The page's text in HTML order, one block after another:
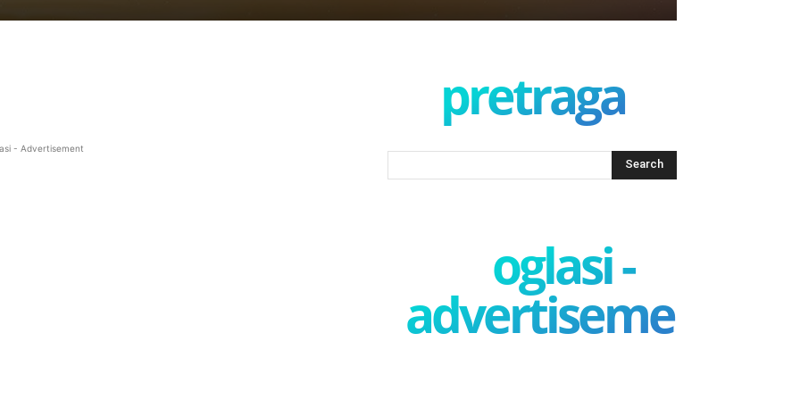
- Advertisement
pretraga
oglasi -
advertisement